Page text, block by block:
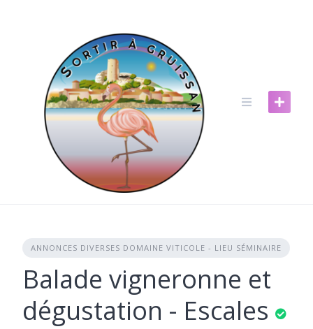
ANNONCES DIVERSES DOMAINE VITICOLE - LIEU SÉMINAIRE
Balade vigneronne et
dégustation - Escales